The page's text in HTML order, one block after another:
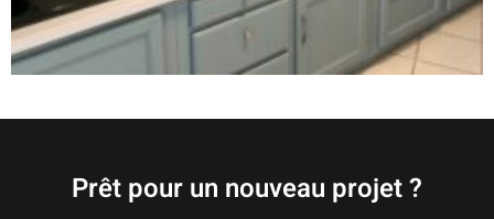
Prêt pour un nouveau projet ?